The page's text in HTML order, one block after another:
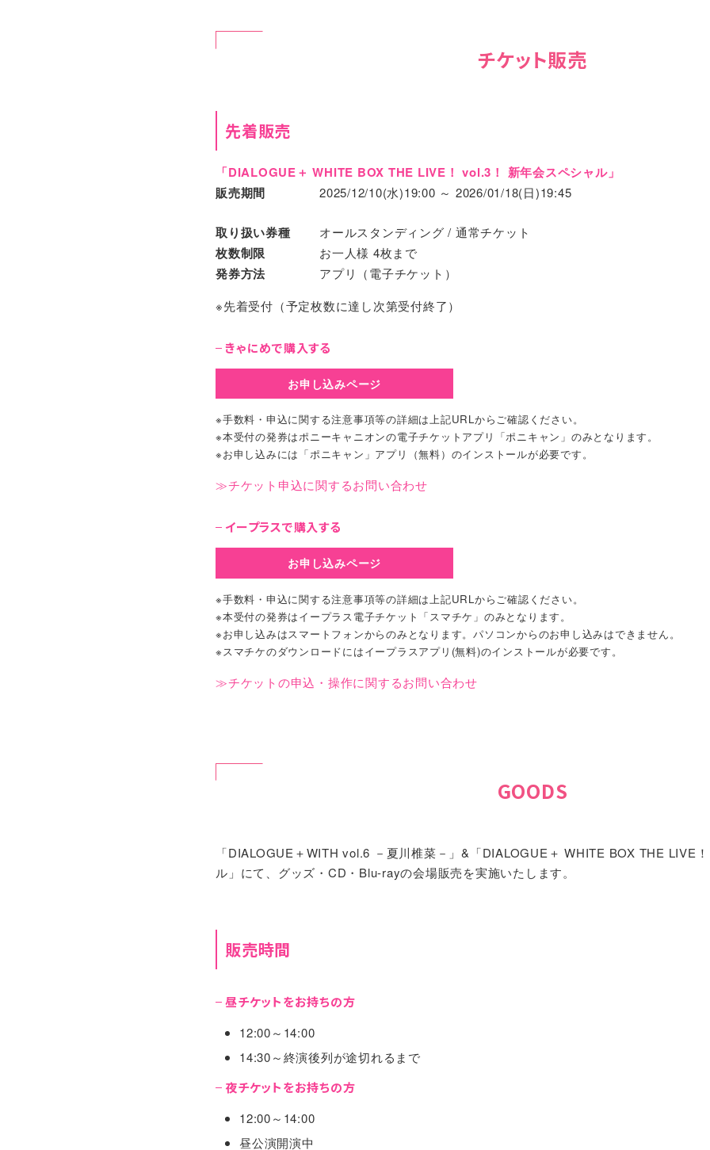
チケット販売
先着販売
「DIALOGUE＋ WHITE BOX THE LIVE！ vol.3！ 新年会スペシャル」
販売期間
2025/12/10(水)19:00 ～ 2026/01/18(日)19:45
取り扱い券種 オールスタンディング / 通常チケット
枚数制限 お一人様 4枚まで
発券方法
アプリ（電子チケット）
※先着受付（予定枚数に達し次第受付終了）
きゃにめで購入する
お申し込みページ
※手数料・申込に関する注意事項等の詳細は上記URLからご確認ください。
※本受付の発券はポニーキャニオンの電子チケットアプリ「ポニキャン」のみとなります。
※お申し込みには「ポニキャン」アプリ（無料）のインストールが必要です。
≫チケット申込に関するお問い合わせ
イープラスで購入する
お申し込みページ
※手数料・申込に関する注意事項等の詳細は上記URLからご確認ください。
※本受付の発券はイープラス電子チケット「スマチケ」のみとなります。
※お申し込みはスマートフォンからのみとなります。パソコンからのお申し込みはできません。
※スマチケのダウンロードにはイープラスアプリ(無料)のインストールが必要です。
≫チケットの申込・操作に関するお問い合わせ
GOODS
「DIALOGUE＋WITH vol.6 －夏川椎菜－」&「DIALOGUE＋ WHITE BOX THE LIVE
ル」にて、グッズ・CD・Blu-rayの会場販売を実施いたします。
販売時間
昼チケットをお持ちの方
12:00～14:00
14:30～終演後列が途切れるまで
夜チケットをお持ちの方
12:00～14:00
昼公演開演中